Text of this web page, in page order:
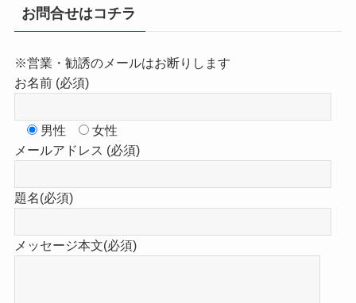
お問合せはコチラ
※営業・勧誘のメールはお断りします
お名前 (必須)
男性
女性
メールアドレス (必須)
題名(必須)
メッセージ本文(必須)